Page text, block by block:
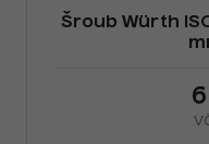
Šroub Würth